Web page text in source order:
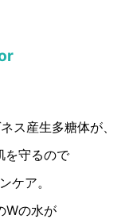
ス産生多糖体が、
を守るので
ケア。
Wの水が